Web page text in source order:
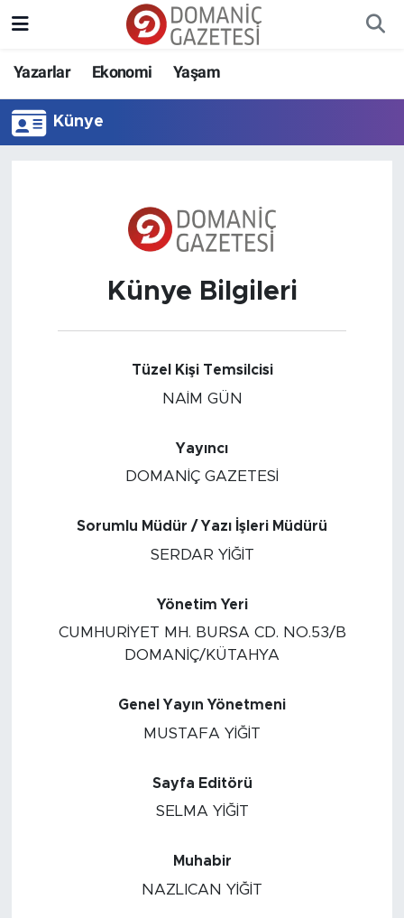
Yazarlar Ekonomi Yaşam
Künye
Künye Bilgileri
Tüzel Kişi Temsilcisi
NAİM GÜN
Yayıncı
DOMANİÇ GAZETESİ
Sorumlu Müdür / Yazı İşleri Müdürü
SERDAR YİĞİT
Yönetim Yeri
CUMHURİYET MH. BURSA CD. NO.53/B
DOMANİÇ/KÜTAHYA
Genel Yayın Yönetmeni
MUSTAFA YİĞİT
Sayfa Editörü
SELMA YİĞİT
Muhabir
NAZLICAN YİĞİT